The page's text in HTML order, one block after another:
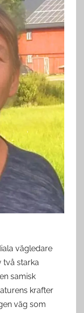
vägledare
två starka
samisk
krafter
väg som